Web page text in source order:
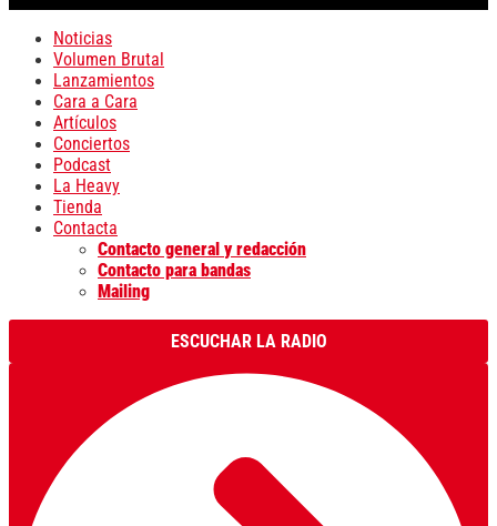
Noticias
Volumen Brutal
Lanzamientos
Cara a Cara
Artículos
Conciertos
Podcast
La Heavy
Tienda
Contacta
Contacto general y redacción
Contacto para bandas
Mailing
ESCUCHAR LA RADIO